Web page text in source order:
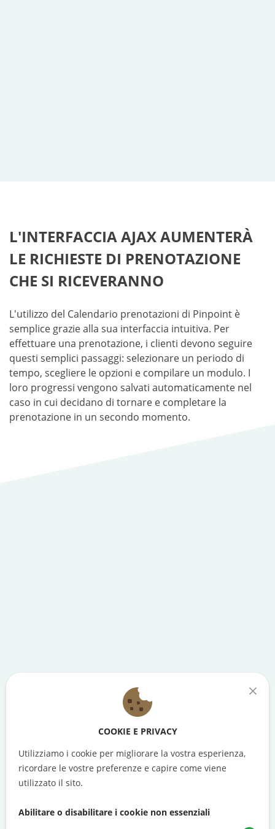
L'INTERFACCIA AJAX AUMENTERÀ
LE RICHIESTE DI PRENOTAZIONE
CHE SI RICEVERANNO
L'utilizzo del Calendario prenotazioni di Pinpoint è
semplice grazie alla sua interfaccia intuitiva. Per
effettuare una prenotazione, i clienti devono seguire
questi semplici passaggi: selezionare un periodo di
tempo, scegliere le opzioni e compilare un modulo. I
loro progressi vengono salvati automaticamente nel
caso in cui decidano di tornare e completare la
prenotazione in un secondo momento.
COOKIE E PRIVACY
Utilizziamo i cookie per migliorare la vostra esperienza,
ricordare le vostre preferenze e capire come viene
utilizzato il sito.
Abilitare o disabilitare i cookie non essenziali